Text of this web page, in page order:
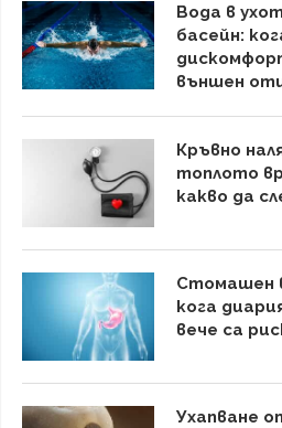
Вода в
басейн:
външен
Кръвно
топлото
какво да
Стомашен
кога
вече са
Ухапване